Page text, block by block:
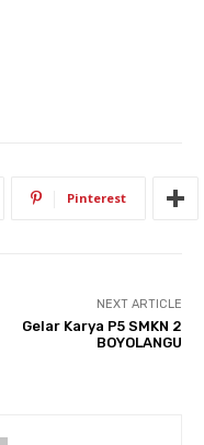
Pinterest
NEXT ARTICLE
Gelar Karya P5 SMKN 2
BOYOLANGU